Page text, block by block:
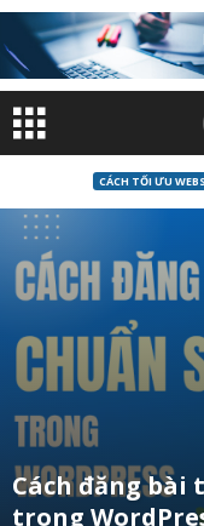
CÁCH TỐI ƯU
Cách đăng bài
trong